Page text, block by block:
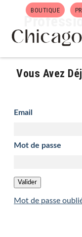
BOUTIQUE
Vous Avez